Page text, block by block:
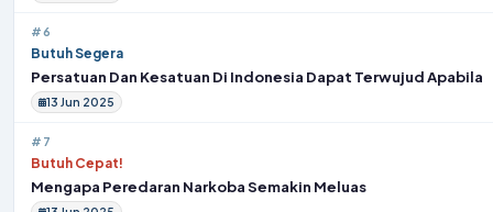
#6
Butuh Segera
Persatuan Dan Kesatuan Di Indonesia Dapat Terwujud Apabila
13 Jun 2025
#7
Butuh Cepat!
Mengapa Peredaran Narkoba Semakin Meluas